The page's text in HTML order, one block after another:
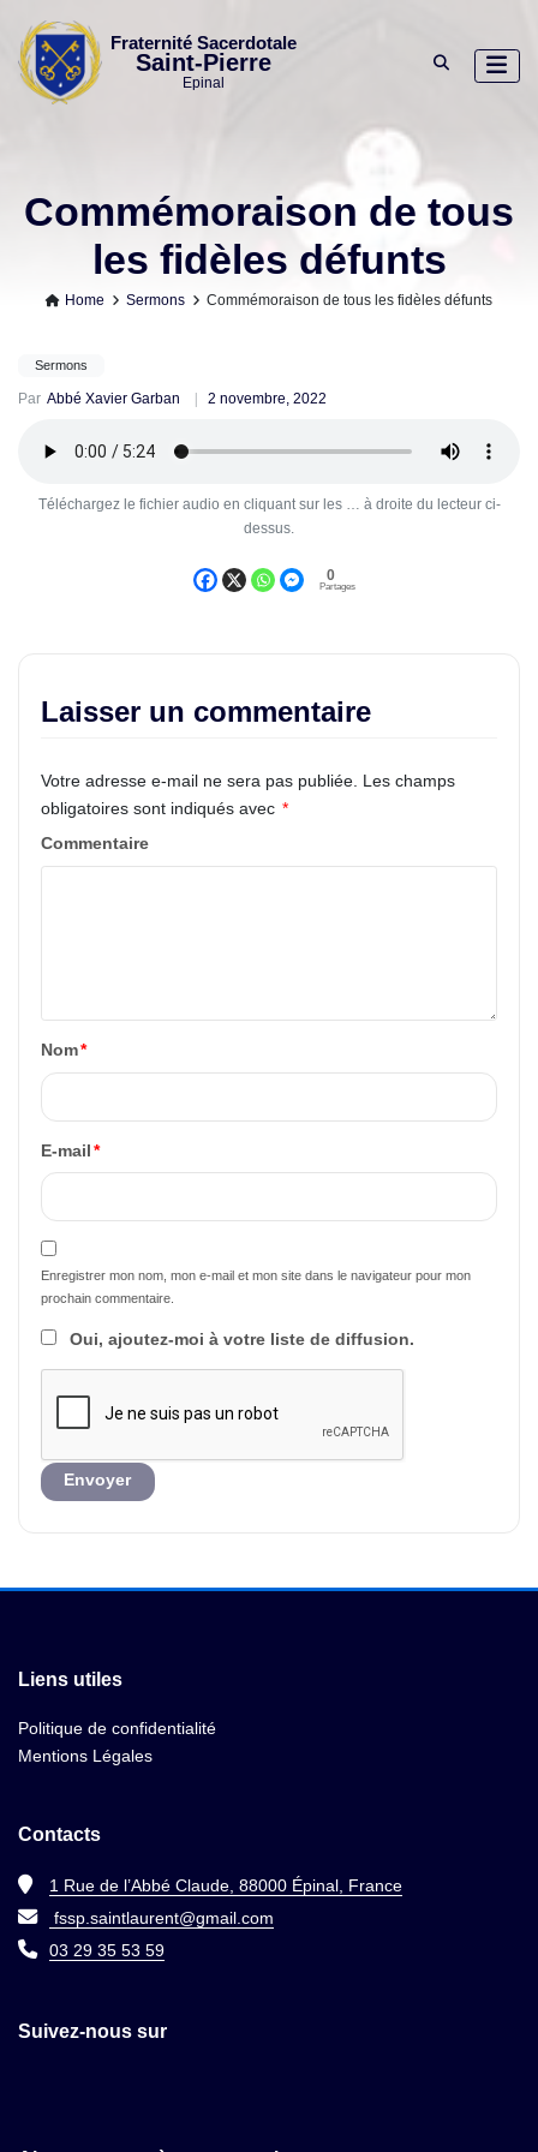
content
Fraternité Sacerdotale
Saint-Pierre
Epinal
Commémoraison de tous
les fidèles défunts
Home Sermons Commémoraison de tous les fidèles défunts
Sermons
Par Abbé Xavier Garban 2 novembre, 2022
Téléchargez le fichier audio en cliquant sur les … à droite du lecteur ci-
dessus.
0
Partages
Laisser un commentaire
Votre adresse e-mail ne sera pas publiée.
Les champs
obligatoires sont indiqués avec *
Commentaire
Nom*
E-mail *
Enregistrer mon nom, mon e-mail et mon site dans le navigateur pour mon
prochain commentaire.
Oui, ajoutez-moi à votre liste de diffusion.
Liens utiles
Politique de confidentialité
Mentions Légales
Contacts
1 Rue de l’Abbé Claude, 88000 Épinal, France
fssp.saintlaurent@gmail.com
03 29 35 53 59
Suivez-nous sur